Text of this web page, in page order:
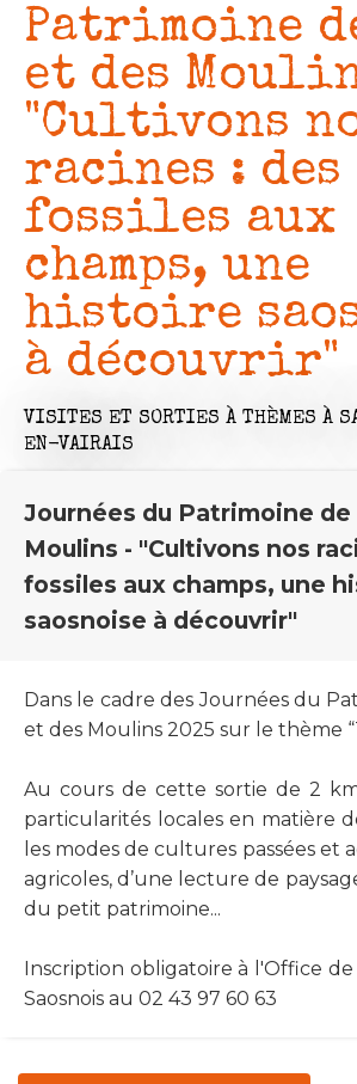
Patrimoine
et des
"Cultivons
racines : des
fossiles aux
champs, une
histoire
à découvrir"
VISITES ET SORTIES À THÈMES À
EN-VAIRAIS
Journées du Patrimoine de
Moulins - "Cultivons nos
fossiles aux champs, une
saosnoise à découvrir"
Dans le cadre des Journées du
et des Moulins 2025 sur le thème
Au cours de cette sortie de 2
particularités locales en matière
les modes de cultures passées et
agricoles, d’une lecture de
du petit patrimoine...
Inscription obligatoire à l'Office de
Saosnois au 02 43 97 60 63